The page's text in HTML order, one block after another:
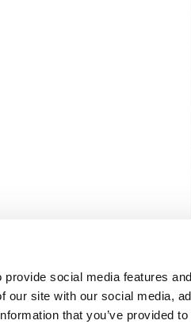
social media features
our site with our social media,
that you’ve provided